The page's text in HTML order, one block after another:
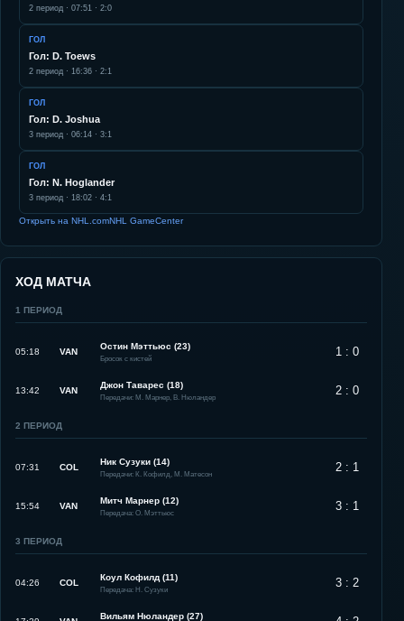
2 период · 07:51 · 2:0
ГОЛ
Гол: D. Toews
2 период · 16:36 · 2:1
ГОЛ
Гол: D. Joshua
3 период · 06:14 · 3:1
ГОЛ
Гол: N. Hoglander
3 период · 18:02 · 4:1
Открыть на NHL.comNHL GameCenter
ХОД МАТЧА
1 ПЕРИОД
05:18 VAN
Остин Мэттьюс (23)
Бросок с кистей 1 : 0
13:42 VAN
Джон Таварес (18)
Передачи: М. Марнер, В. Нюландер 2 : 0
2 ПЕРИОД
07:31 COL
Ник Сузуки (14)
Передачи: К. Кофилд, М. Матесон 2 : 1
15:54 VAN
Митч Марнер (12)
Передача: О. Мэттьюс 3 : 1
3 ПЕРИОД
04:26 COL
Коул Кофилд (11)
Передача: Н. Сузуки 3 : 2
Вильям Нюландер (27)